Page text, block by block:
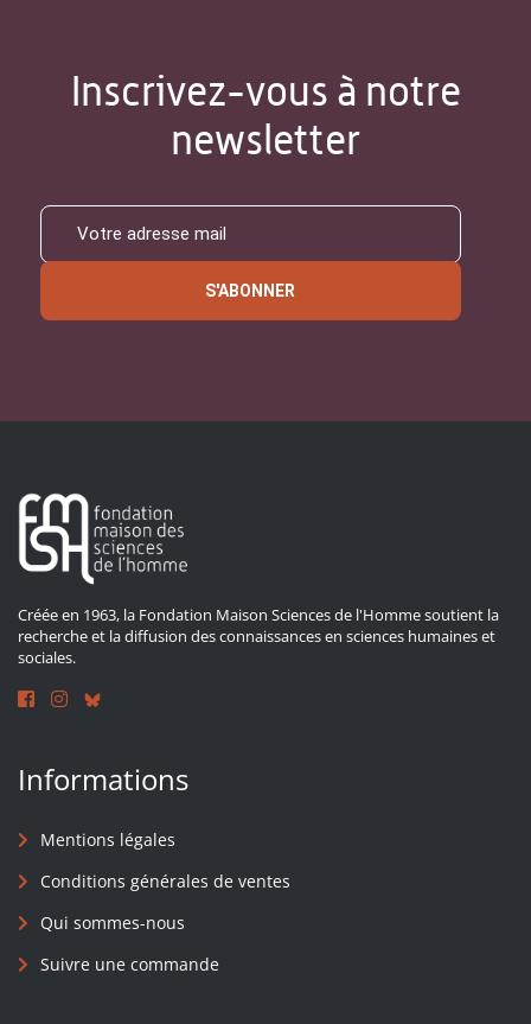
Inscrivez-vous à notre
newsletter
S'ABONNER
Créée en 1963, la Fondation Maison Sciences de l'Homme soutient la
recherche et la diffusion des connaissances en sciences humaines et
sociales.
Informations
Mentions légales
Conditions générales de ventes
Qui sommes-nous
Suivre une commande